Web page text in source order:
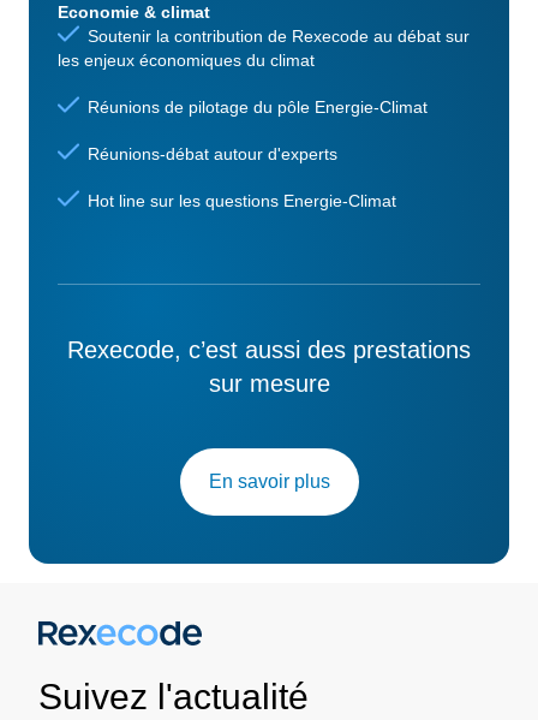
Economie & climat
Soutenir la contribution de Rexecode au débat sur
les enjeux économiques du climat
Réunions de pilotage du pôle Energie-Climat
Réunions-débat autour d'experts
Hot line sur les questions Energie-Climat
Rexecode, c’est aussi des prestations
sur mesure
En savoir plus
Suivez l'actualité